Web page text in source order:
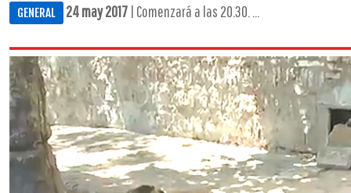
GENERAL 24 may 2017 | Comenzará a las 20.30. ...